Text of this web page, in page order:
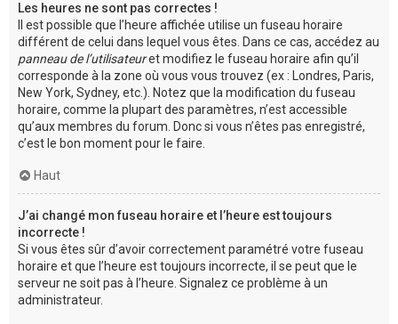
Les heures ne sont pas correctes !
Il est possible que l’heure affichée utilise un fuseau horaire
différent de celui dans lequel vous êtes. Dans ce cas, accédez au
panneau de l’utilisateuret modifiez le fuseau horaire afin qu’il
corresponde à la zone où vous vous trouvez (ex : Londres, Paris,
New York, Sydney, etc.). Notez que la modification du fuseau
horaire, comme la plupart des paramètres, n’est accessible
qu’aux membres du forum. Donc si vous n’êtes pas enregistré,
c’est le bon moment pour le faire.
Haut
J’ai changé mon fuseau horaire et l’heure est toujours
incorrecte !
Si vous êtes sûr d’avoir correctement paramétré votre fuseau
horaire et que l’heure est toujours incorrecte, il se peut que le
serveur ne soit pas à l’heure. Signalez ce problème à un
administrateur.